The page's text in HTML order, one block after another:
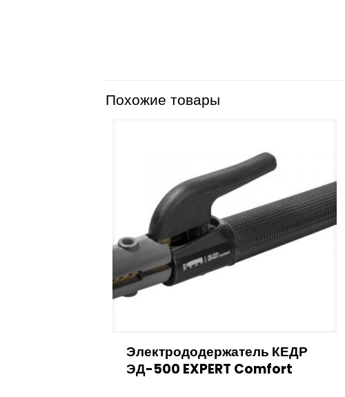
Похожие товары
Электрододержатель КЕДР
ЭД-500 EXPERT Comfort